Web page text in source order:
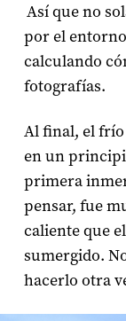
Así que no
por el
calculando
fotografías.
Al final, el
en un
primera
pensar, fue
caliente que
sumergido.
hacerlo otra